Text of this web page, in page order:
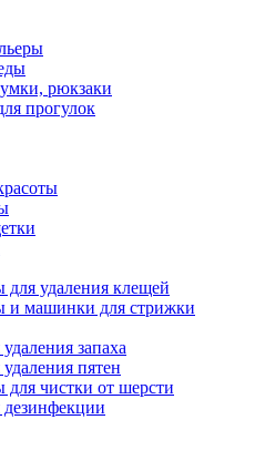
рюкзаки
прогулок
удаления клещей
и машинки для стрижки
запаха
пятен
чистки от шерсти
дезинфекции